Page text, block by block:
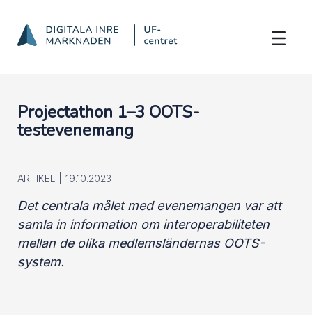
ARTIKEL | 19.10.2023
Projectathon 1–3 OOTS-
testevenemang
Det centrala målet med evenemangen var att
samla in information om interoperabiliteten
mellan de olika medlemsländernas OOTS-
system.